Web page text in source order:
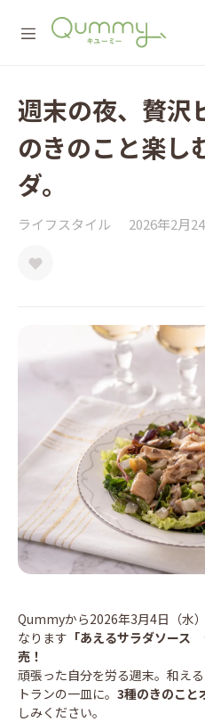
週末の夜、贅沢
のきのこと楽し
ダ。
ライフスタイル 2026年2月
Qummyから2026年3月4日（水
なります 「あえるサラダソー
売！
頑張った自分を労る週末。和え
トランの一皿に。 3種のきのこと
しみください。